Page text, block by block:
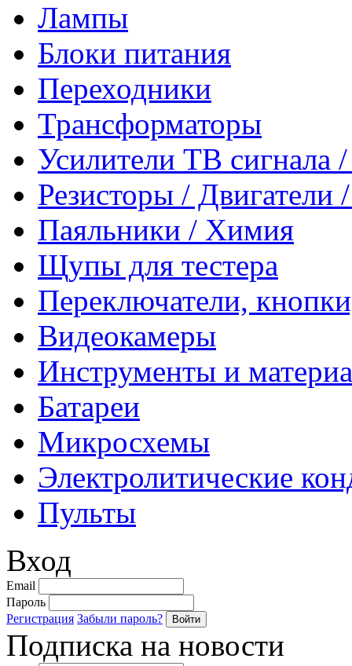
Лампы
Блоки питания
Переходники
Трансформаторы
Усилители ТВ сигнала
Резисторы /
Паяльники / Химия
Щупы для тестера
Переключатели,
Видеокамеры
Инструменты и
Батареи
Микросхемы
Электролитические
Пульты
Вход
Email
Пароль
Регистрация Забыли пароль?
Подписка на новости